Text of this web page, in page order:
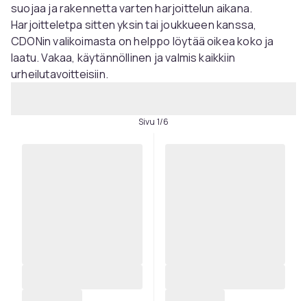
suojaa ja rakennetta varten harjoittelun aikana.
Harjoitteletpa sitten yksin tai joukkueen kanssa,
CDONin valikoimasta on helppo löytää oikea koko ja
laatu. Vakaa, käytännöllinen ja valmis kaikkiin
urheilutavoitteisiin.
Sivu 1/6